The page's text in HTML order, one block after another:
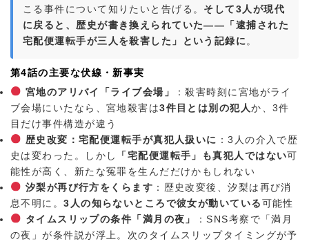
こる事件について知りたいと告げる。 そして3人が現代
に戻ると、歴史が書き換えられていた——「逮捕された
宅配便運転手が三人を殺害した」という記録に 。
第4話の主要な伏線・新事実
宮地のアリバイ「ライブ会場」
：殺害時刻に宮地がライ
ブ会場にいたなら、宮地殺害は3件目とは別の犯人か、3件
目だけ事件構造が違う
歴史改変：宅配便運転手が真犯人扱いに ：3人の介入で歴
史は変わった。しかし
「宅配便運転手」も真犯人ではない可
能性が高く、新たな冤罪を生んだだけかもしれない
汐梨が再び行方をくらます ：歴史改変後、汐梨は再び消
息不明に。3人の知らないところで彼女が動いている可能性
タイムスリップの条件「満月の夜」
：SNS考察で「満月
の夜」が条件説が浮上。次のタイムスリップタイミングが予